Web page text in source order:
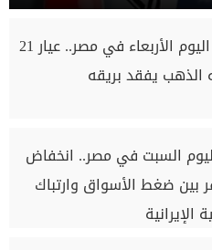
أسعار الذهب اليوم الأربعاء في مصر.. عيار 21
الذهب يفقد بريقه
السبت في مصر.. انخفاض
بين ضغط الأسواق وارتباك
الإيرانية